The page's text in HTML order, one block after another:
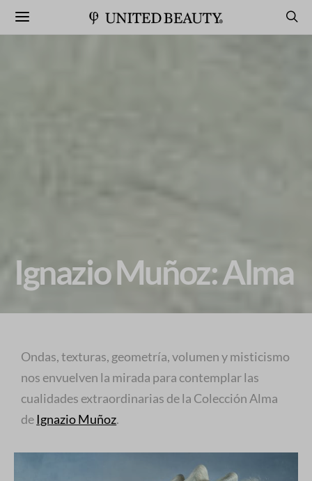
Ignazio Muñoz: Alma
Ondas, texturas, geometría, volumen y misticismo
nos envuelven la mirada para contemplar las
cualidades extraordinarias de la Colección Alma
de Ignazio Muñoz.